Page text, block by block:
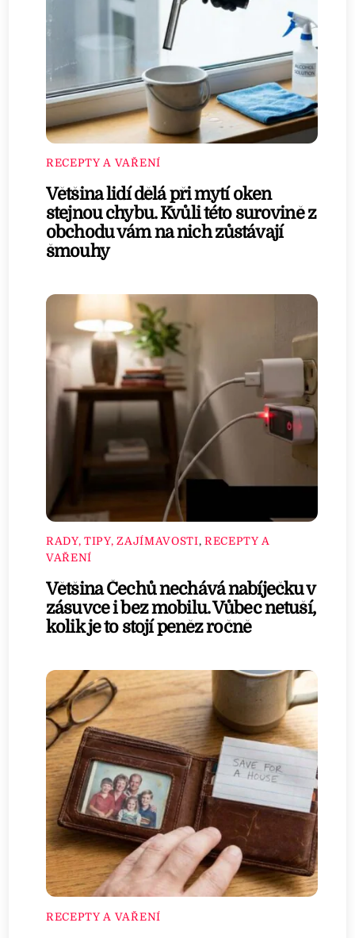
RECEPTY A VAŘENÍ
Většina lidí dělá při mytí oken
stejnou chybu. Kvůli této surovině z
obchodu vám na nich zůstávají
šmouhy
RADY, TIPY, ZAJÍMAVOSTI, RECEPTY A
VAŘENÍ
Většina Čechů nechává nabíječku v
zásuvce i bez mobilu. Vůbec netuší,
kolik je to stojí peněz ročně
RECEPTY A VAŘENÍ